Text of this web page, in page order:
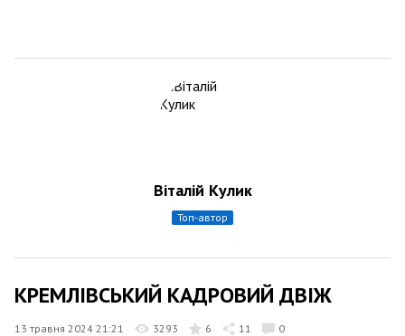
Віталій Кулик
топ-автор
КРЕМЛІВСЬКИЙ КАДРОВИЙ ДВІЖ
13 травня 2024 21:21 3293 6 11 0